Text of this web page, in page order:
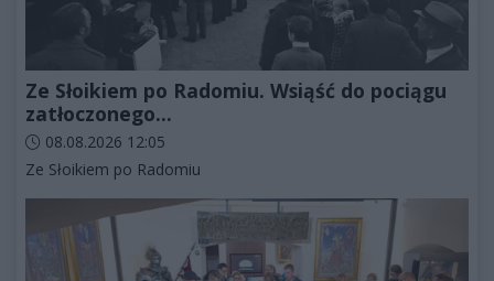
Ze Słoikiem po Radomiu. Wsiąść do pociągu
zatłoczonego...
Data dodania artykułu:
08.08.2026 12:05
Kategorie artykułu:
Ze Słoikiem po Radomiu